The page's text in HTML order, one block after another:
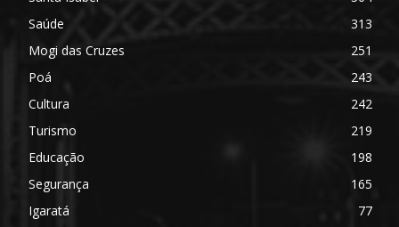
Saúde
313
Mogi das Cruzes
251
Poá
243
Cultura
242
Turismo
219
Educação
198
Segurança
165
Igaratá
77